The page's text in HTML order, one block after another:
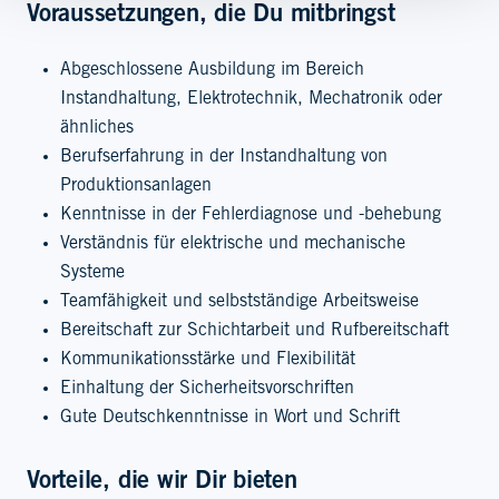
Voraussetzungen, die Du mitbringst
Abgeschlossene Ausbildung im Bereich
Instandhaltung, Elektrotechnik, Mechatronik oder
ähnliches
Berufserfahrung in der Instandhaltung von
Produktionsanlagen
Kenntnisse in der Fehlerdiagnose und -behebung
Verständnis für elektrische und mechanische
Systeme
Teamfähigkeit und selbstständige Arbeitsweise
Bereitschaft zur Schichtarbeit und Rufbereitschaft
Kommunikationsstärke und Flexibilität
Einhaltung der Sicherheitsvorschriften
Gute Deutschkenntnisse in Wort und Schrift
Vorteile, die wir Dir bieten